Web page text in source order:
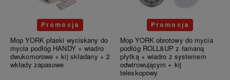
Promocja
Mop YORK płaski wyciskany do
mycia podłóg HANDY + wiadro
dwukomorowe + kij składany + 2
wkłady zapasowe
Promocja
Mop YORK obrotowy do mycia
podłóg ROLL&UP z łamaną
płytką + wiadro z systemem
odwirowującym + kij
teleskopowy